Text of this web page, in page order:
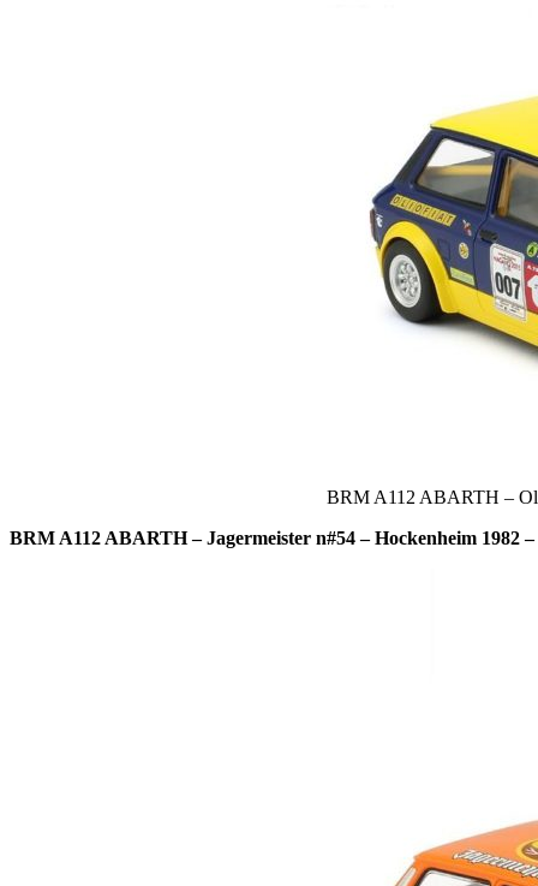
BRM A112 ABARTH –
BRM A112 ABARTH – Jagermeister n#54 – Hockenheim 1982